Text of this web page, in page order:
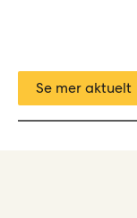
Se mer aktuelt